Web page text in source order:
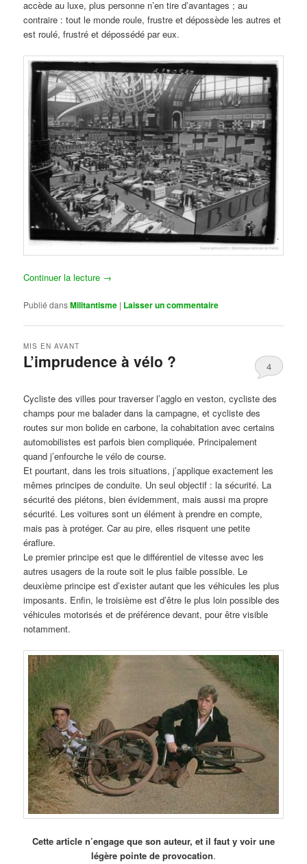
accède au luxe, plus personne n’en tire d’avantages ; au
contraire : tout le monde roule, frustre et dépossède les autres et
est roulé, frustré et dépossédé par eux.
Continuer la lecture →
Publié dansMilitantisme | Laisser un commentaire
L’imprudence à vélo ?
MIS EN AVANT
4
Cycliste des villes pour traverser l’agglo en veston, cycliste des
champs pour me balader dans la campagne, et cycliste des
routes sur mon bolide en carbone, la cohabitation avec certains
automobilistes est parfois bien compliquée. Principalement
quand j’enfourche le vélo de course.
Et pourtant, dans les trois situations, j’applique exactement les
mêmes principes de conduite. Un seul objectif : la sécurité. La
sécurité des piétons, bien évidemment, mais aussi ma propre
sécurité. Les voitures sont un élément à prendre en compte,
mais pas à protéger. Car au pire, elles risquent une petite
éraflure.
Le premier principe est que le différentiel de vitesse avec les
autres usagers de la route soit le plus faible possible. Le
deuxième principe est d’exister autant que les véhicules les plus
imposants. Enfin, le troisième est d’être le plus loin possible des
véhicules motorisés et de préférence devant, pour être visible
notamment.
Cette article n’engage que son auteur, et il faut y voir une
légère pointe de provocation.